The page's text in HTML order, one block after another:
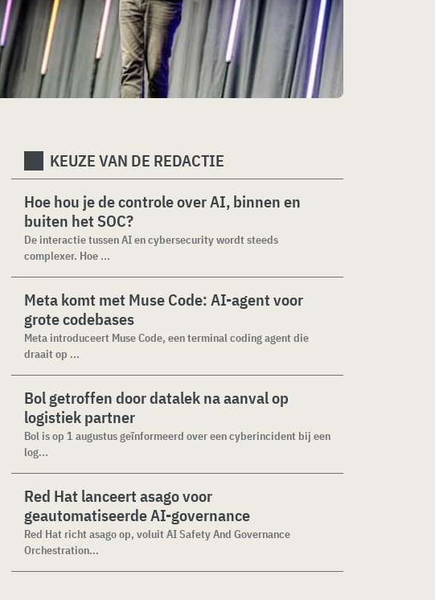
KEUZE VAN DE REDACTIE
Hoe hou je de controle over AI, binnen en
buiten het SOC?
De interactie tussen AI en cybersecurity wordt steeds
complexer. Hoe ...
Meta komt met Muse Code: AI-agent voor
grote codebases
Meta introduceert Muse Code, een terminal coding agent die
draait op ...
Bol getroffen door datalek na aanval op
logistiek partner
Bol is op 1 augustus geïnformeerd over een cyberincident bij een
log...
Red Hat lanceert asago voor
geautomatiseerde AI-governance
Red Hat richt asago op, voluit AI Safety And Governance
Orchestration...